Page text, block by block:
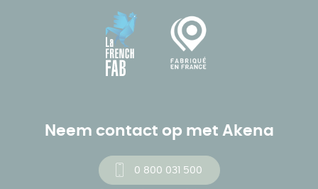
Neem contact op met Akena
0 800 031 500